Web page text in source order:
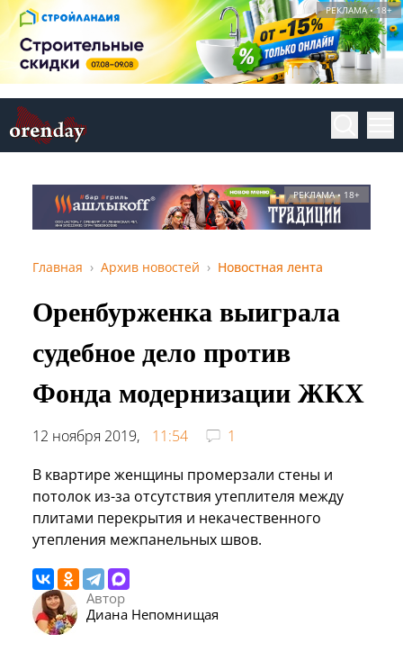
РЕКЛАМА • 18+
РЕКЛАМА • 18+
Главная Архив новостей Новостная лента
Оренбурженка выиграла
судебное дело против
Фонда модернизации ЖКХ
12 ноября 2019, 11:54
1
В квартире женщины промерзали стены и
потолок из-за отсутствия утеплителя между
плитами перекрытия и некачественного
утепления межпанельных швов.
Автор
Диана Непомнищая